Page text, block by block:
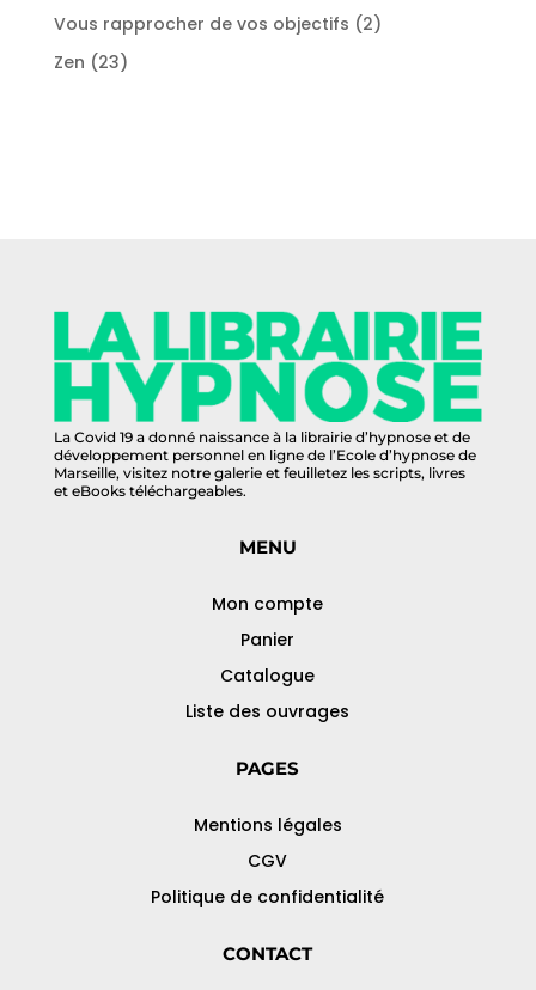
produits
Vous rapprocher de vos objectifs 22
Zen 2323
La Covid 19 a donné naissance à la librairie d’hypnose et de
développement personnel en ligne de l’Ecole d’hypnose de
Marseille, visitez notre galerie et feuilletez les scripts, livres
et eBooks téléchargeables.
MENU
Mon compte
Panier
Catalogue
Liste des ouvrages
PAGES
Mentions légales
CGV
Politique de confidentialité
CONTACT